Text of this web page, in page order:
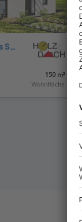
Jubiläumshaus Stadtvilla mit Zeltdach
150 m²
Wohnfläche